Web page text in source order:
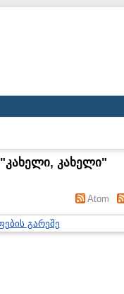
კახელი, კახელი"
Atom
გარეშე